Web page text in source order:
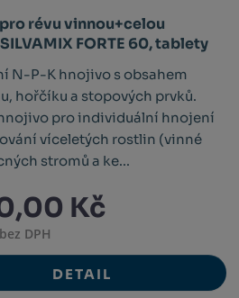
révu vinnou+celou
FORTE 60, tablety
N-P-K hnojivo s obsahem
hořčíku a stopových prvků.
pro individuální hnojení
víceletých rostlin (vinné
stromů a ke...
Kč
DPH
DETAIL